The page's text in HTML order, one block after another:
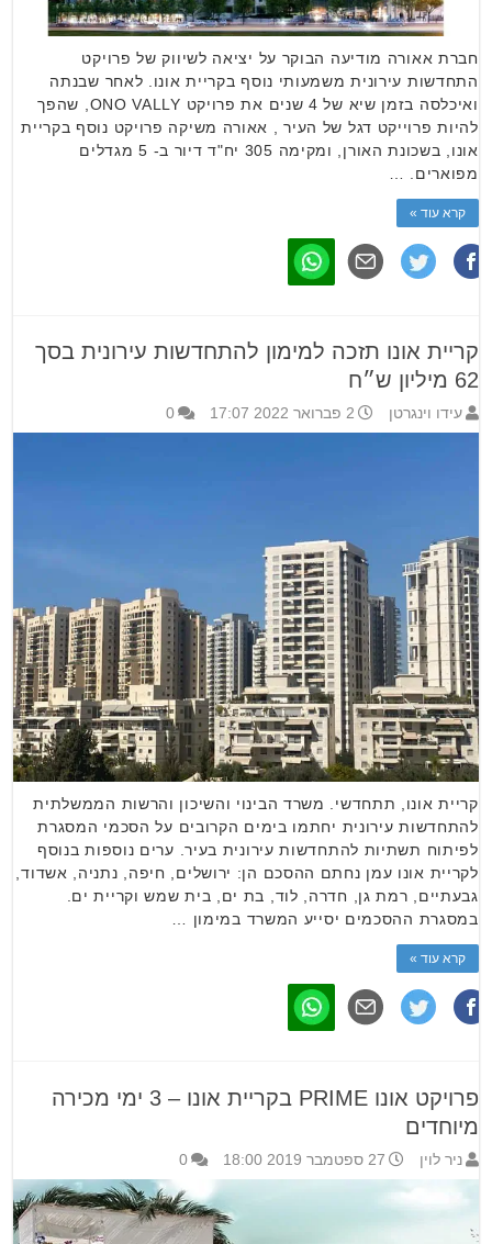
חברת אאורה מודיעה הבוקר על יציאה לשיווק של פרויקט
התחדשות עירונית משמעותי נוסף בקריית אונו. לאחר שבנתה
ואיכלסה בזמן שיא של 4 שנים את פרויקט ONO VALLY, שהפך
להיות פרוייקט דגל של העיר , אאורה משיקה פרויקט נוסף בקריית
אונו, בשכונת האורן, ומקימה 305 יח"ד דיור ב- 5 מגדלים
מפוארים. …
קרא עוד »
קריית אונו תזכה למימון להתחדשות עירונית בסך
62 מיליון ש״ח
עידו וינגרטן 2 פברואר 2022 17:07 0
קריית אונו, תתחדשי. משרד הבינוי והשיכון והרשות הממשלתית
להתחדשות עירונית יחתמו בימים הקרובים על הסכמי המסגרת
לפיתוח תשתיות להתחדשות עירונית בעיר. ערים נוספות בנוסף
לקריית אונו עמן נחתם ההסכם הן: ירושלים, חיפה, נתניה, אשדוד,
גבעתיים, רמת גן, חדרה, לוד, בת ים, בית שמש וקריית ים.
במסגרת ההסכמים יסייע המשרד במימון …
קרא עוד »
פרויקט אונו PRIME בקריית אונו – 3 ימי מכירה
מיוחדים
ניר לוין 27 ספטמבר 2019 18:00 0